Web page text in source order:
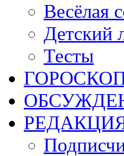
Весёлая
Детский
Тесты